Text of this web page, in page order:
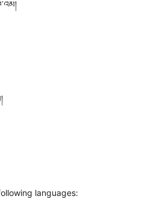
languages: